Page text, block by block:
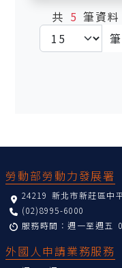
共 5筆資料
勞動部勞動力發展署
24219 新北市新莊區中
(02)8995-6000
服務時間：週一至週五
外國人申請業務服務